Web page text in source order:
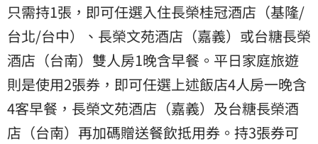
只需持1張，即可任選入住長榮桂冠酒店（基隆/
台北/台中）、長榮文苑酒店（嘉義）或台糖長榮
酒店（台南）雙人房1晚含早餐。平日家庭旅遊
則是使用2張券，即可任選上述飯店4人房一晚含
4客早餐，長榮文苑酒店（嘉義）及台糖長榮酒
店（台南）再加碼贈送餐飲抵用券。持3張券可